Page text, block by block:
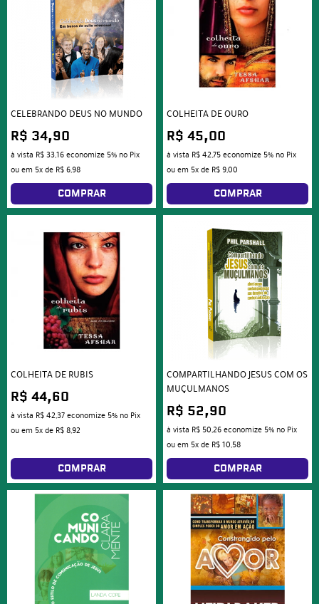
CELEBRANDO DEUS NO MUNDO
R$ 34,90
à vista R$ 33,16economize 5% no Pix
ou em 5xde R$ 6,98
COMPRAR
COLHEITA DE OURO
R$ 45,00
à vista R$ 42,75economize 5% no Pix
ou em 5xde R$ 9,00
COMPRAR
COLHEITA DE RUBIS
R$ 44,60
à vista R$ 42,37economize 5% no Pix
ou em 5xde R$ 8,92
COMPRAR
COMPARTILHANDO JESUS COM OS
MUÇULMANOS
R$ 52,90
à vista R$ 50,26economize 5% no Pix
ou em 5xde R$ 10,58
COMPRAR